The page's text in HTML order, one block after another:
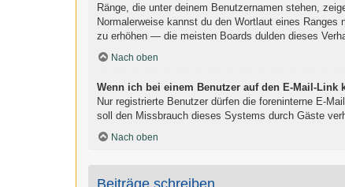
Ränge, die unter deinem Benutzernamen stehen,
Normalerweise kannst du den Wortlaut eines
zu erhöhen — die meisten Boards dulden dieses
Nach oben
Wenn ich bei einem Benutzer auf den E-Mail-
Nur registrierte Benutzer dürfen die foreninterne E-
soll den Missbrauch dieses Systems durch Gäste
Nach oben
Beiträge schreiben